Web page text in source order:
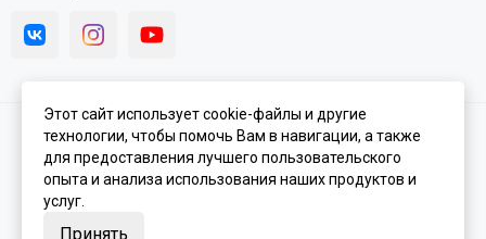
2026 © Lambox.ru.Карта сайта
Сделано вMOSK.STUDIOдля платформыInSales
Этот сайт использует cookie-файлы и другие
технологии, чтобы помочь Вам в навигации, а также
для предоставления лучшего пользовательского
опыта и анализа использования наших продуктов и
услуг.
Принять